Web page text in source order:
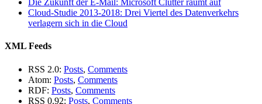
Die Zukunft der E-Mail: Microsoft Clutter räumt auf
Cloud-Studie 2013-2018: Drei Viertel des Datenverkehrs
verlagern sich in die Cloud
XML Feeds
RSS 2.0: Posts, Comments
Atom: Posts, Comments
RDF: Posts, Comments
RSS 0.92: Posts, Comments